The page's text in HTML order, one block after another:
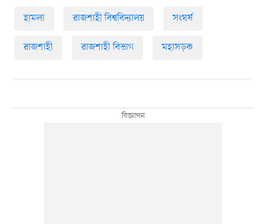
হামলা রাজশাহী বিশ্ববিদ্যালয় সংঘর্ষ
রাজশাহী রাজশাহী বিভাগ মহাসড়ক